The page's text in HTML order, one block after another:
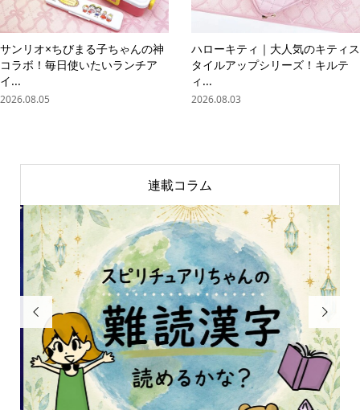
サンリオ×ちびまる子ちゃんの神
コラボ！毎日使いたいランチア
イ...
2026.08.05
ハローキティ｜大人気のキティス
タイルアップシリーズ！キルテ
ィ...
2026.08.03
連載コラム
 